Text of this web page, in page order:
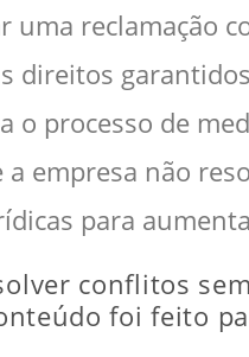
uma reclamação
direitos
o processo de
a empresa não
para
conflitos
foi feito